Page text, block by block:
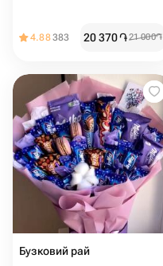
4.88383 20 370֏21 000֏
Бузковий рай